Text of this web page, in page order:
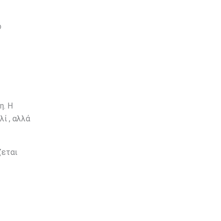
Η
, αλλά